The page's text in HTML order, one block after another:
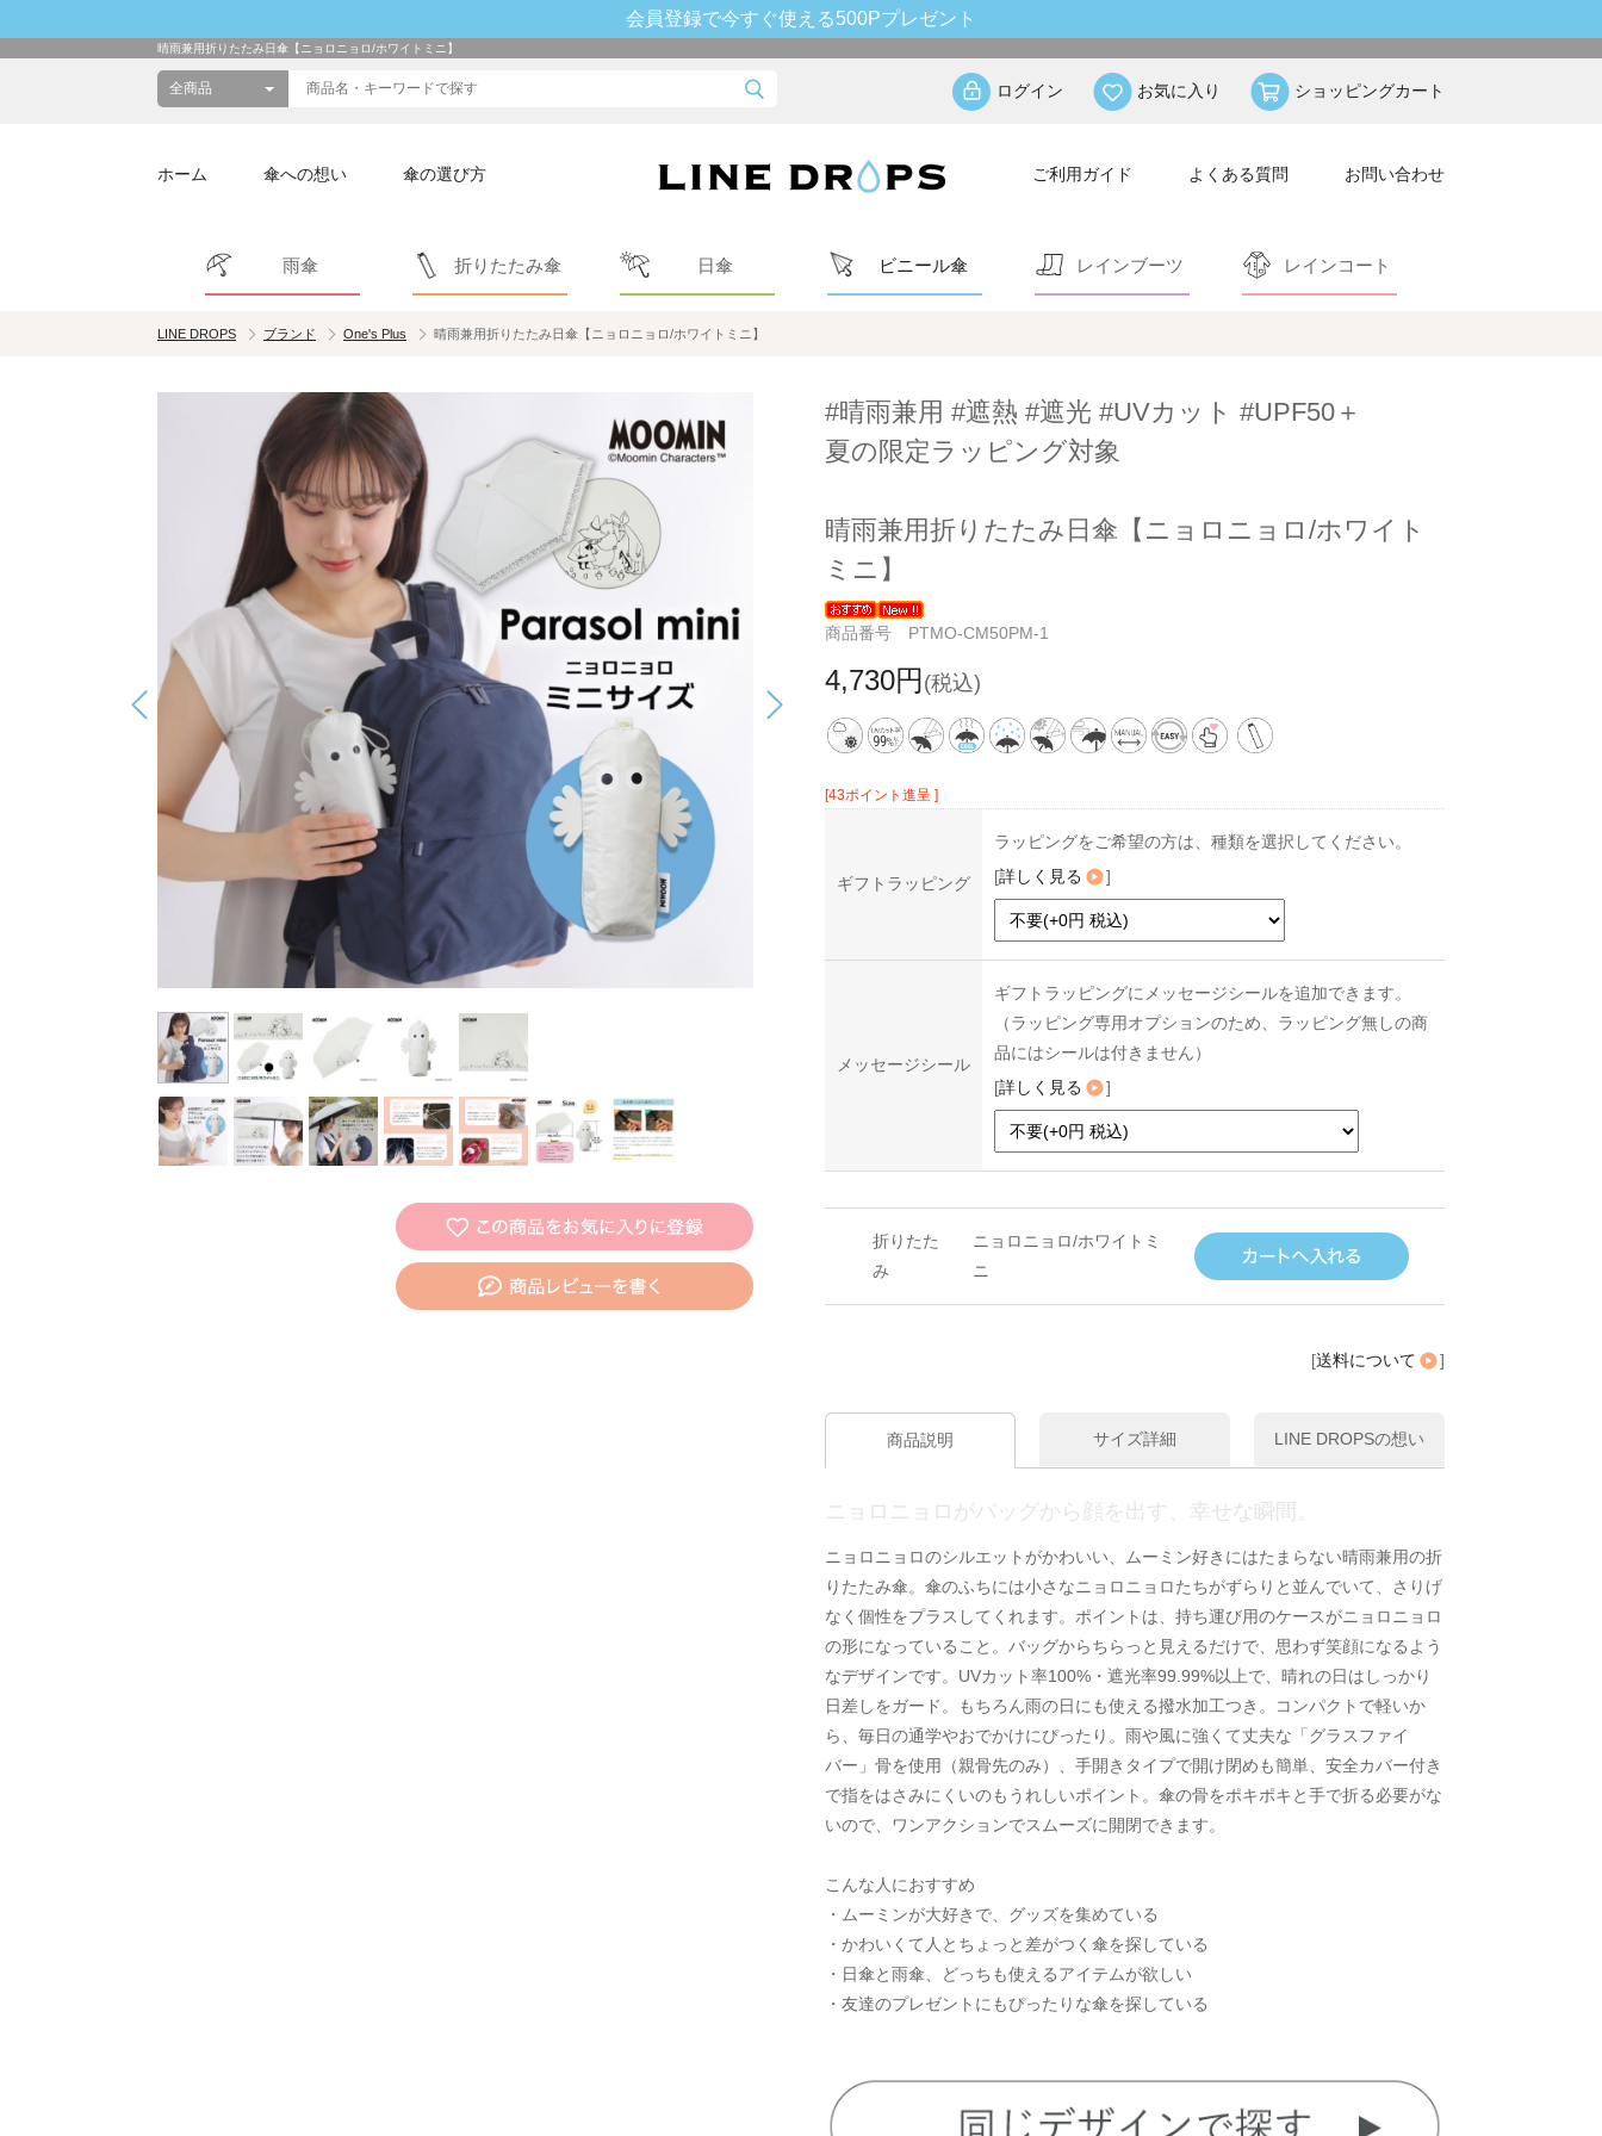
会員登録で今すぐ使える500Pプレゼント
晴雨兼用折りたたみ日傘【ニョロニョロ/ホワイトミニ】
ログイン お気に入り ショッピングカート
ホーム 傘への想い 傘の選び方 ご利用ガイド よくある質問 お問い合わせ
雨傘 折りたたみ傘 日傘 ビニール傘 レインブーツ レインコート
LINE DROPS ブランド One's Plus 晴雨兼用折りたたみ日傘【ニョロニョロ/ホワイトミニ】
#晴雨兼用 #遮熱 #遮光 #UVカット #UPF50＋
夏の限定ラッピング対象
晴雨兼用折りたたみ日傘【ニョロニョロ/ホワイト
ミニ】
商品番号 PTMO-CM50PM-1
4,730円 (税込)
[43ポイント進呈 ]
ギフトラッピング
ラッピングをご希望の方は、種類を選択してください。
[詳しく見る ]
メッセージシール
ギフトラッピングにメッセージシールを追加できます。
（ラッピング専用オプションのため、ラッピング無しの商
品にはシールは付きません）
[詳しく見る ]
折りたた
み
ニョロニョロ/ホワイトミ
ニ
[送料について ]
商品説明 サイズ詳細 LINE DROPSの想い
ニョロニョロがバッグから顔を出す、幸せな瞬間。
ニョロニョロのシルエットがかわいい、ムーミン好きにはたまらない晴雨兼用の折
りたたみ傘。傘のふちには小さなニョロニョロたちがずらりと並んでいて、さりげ
なく個性をプラスしてくれます。ポイントは、持ち運び用のケースがニョロニョロ
の形になっていること。バッグからちらっと見えるだけで、思わず笑顔になるよう
なデザインです。UVカット率100%・遮光率99.99%以上で、晴れの日はしっかり
日差しをガード。もちろん雨の日にも使える撥水加工つき。コンパクトで軽いか
ら、毎日の通学やおでかけにぴったり。雨や風に強くて丈夫な「グラスファイ
バー」骨を使用（親骨先のみ）、手開きタイプで開け閉めも簡単、安全カバー付き
で指をはさみにくいのもうれしいポイント。傘の骨をポキポキと手で折る必要がな
いので、ワンアクションでスムーズに開閉できます。
こんな人におすすめ
・ムーミンが大好きで、グッズを集めている
・かわいくて人とちょっと差がつく傘を探している
・日傘と雨傘、どっちも使えるアイテムが欲しい
・友達のプレゼントにもぴったりな傘を探している